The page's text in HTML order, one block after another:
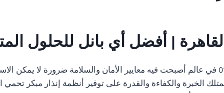
| أفضل أي بانل للحلول
01554305486 في عالم أصبحت فيه معايير الأمان والسلامة ضرورة لا
الخبرة والكفاءة والقدرة على توفير أنظمة إنذار مبكر تحمي